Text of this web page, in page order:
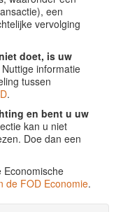
een
vervolging
doet, is uw
Nuttige informatie
tussen
.
en bent u uw
kan u niet
Doe dan een
Economische
de FOD Economie.